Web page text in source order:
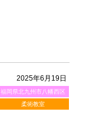
2025年6月19日
福岡県北九州市八幡西区
柔術教室